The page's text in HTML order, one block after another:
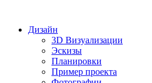
Дизайн
3D Визуализации
Эскизы
Планировки
Пример проекта